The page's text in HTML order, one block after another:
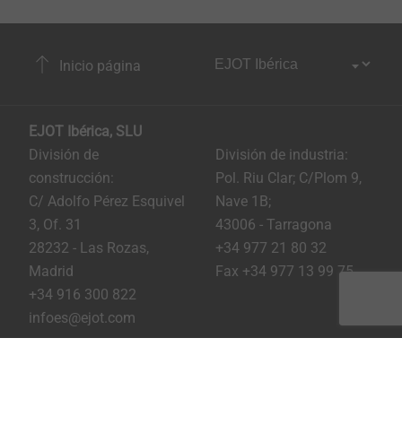
Inicio página
EJOT Ibérica, SLU
División de
construcción:
C/ Adolfo Pérez Esquivel
3, Of. 31
28232 - Las Rozas,
Madrid
+34 916 300 822
infoes@ejot.com
División de industria:
Pol. Riu Clar; C/Plom 9,
Nave 1B;
43006 - Tarragona
+34 977 21 80 32
Fax +34 977 13 99 75